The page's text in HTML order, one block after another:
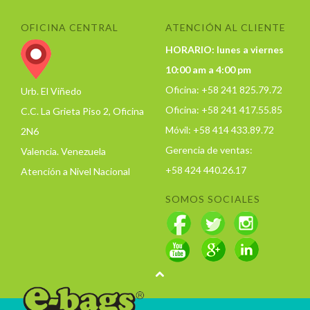
OFICINA CENTRAL
Urb. El Viñedo
C.C. La Grieta Piso 2, Oficina
2N6
Valencia. Venezuela
Atención a Nivel Nacional
ATENCIÓN AL CLIENTE
HORARIO: lunes a viernes
10:00 am a 4:00 pm
Oficina: +58 241 825.79.72
Oficina: +58 241 417.55.85
Móvil: +58 414 433.89.72
Gerencia de ventas:
+58 424 440.26.17
SOMOS SOCIALES